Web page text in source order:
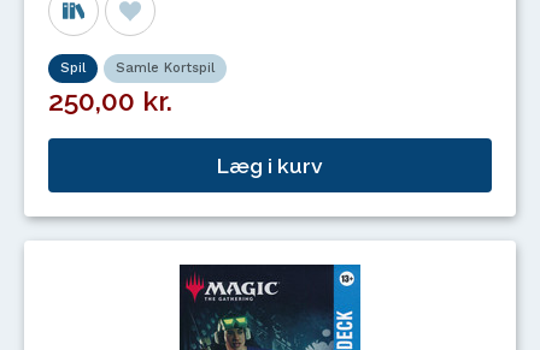
Spil Samle Kortspil
250,00 kr.
Læg i kurv